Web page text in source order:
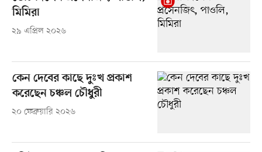
মিমিরা
২৯ এপ্রিল ২০২৬
কেন দেবের কাছে দুঃখ প্রকাশ
করেছেন চঞ্চল চৌধুরী
২০ ফেব্রুয়ারি ২০২৬